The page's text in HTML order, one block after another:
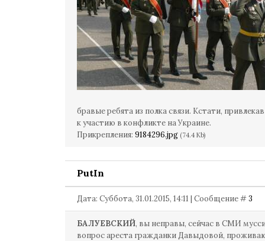
бравые ребята из полка связи. Кстати,
к участию в конфликте на Украине.
Прикрепления: 9184296.jpg (74.4 Kb)
PutIn
Дата: Суббота, 31.01.2015, 14:11 | Сообщение #3
БАЛУЕВСКИЙ, вы неправы, сейчас в СМИ
вопрос ареста гражданки Давыдовой,